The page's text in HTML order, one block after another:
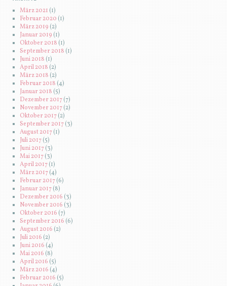
März 2021 (1)
Februar 2020 (1)
März 2019 (2)
Januar 2019 (1)
Oktober 2018(1)
September 2018 (1)
Juni 2018 (1)
April 2018(2)
März 2018 (2)
Februar 2018 (4)
Januar 2018 (5)
Dezember 2017(7)
November 2017(2)
Oktober 2017(2)
September 2017(3)
August 2017(1)
Juli 2017(5)
Juni 2017(3)
Mai 2017(3)
April 2017(1)
März 2017(4)
Februar 2017(6)
Januar 2017(8)
Dezember 2016 (3)
November 2016 (3)
Oktober 2016(7)
September 2016 (6)
August 2016 (2)
Juli 2016(2)
Juni 2016 (4)
Mai 2016 (8)
April 2016(5)
März 2016 (4)
Februar 2016 (5)